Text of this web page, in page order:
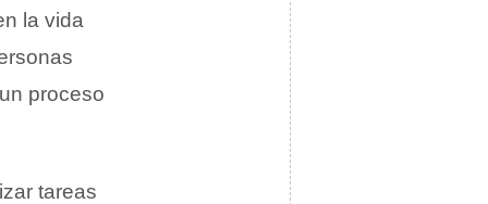
la vida
proceso
tareas